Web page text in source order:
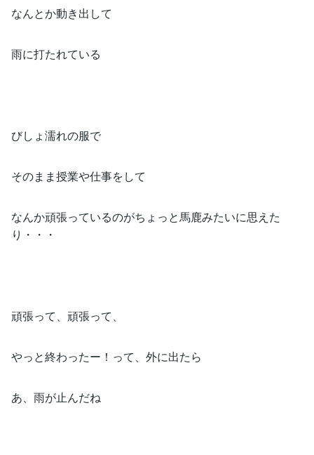
なんとか動き出して
雨に打たれている
びしょ濡れの服で
そのまま授業や仕事をして
なんか頑張っているのがちょっと馬鹿みたいに思えた
り・・・
頑張って、頑張って、
やっと終わったー！って、外に出たら
あ、雨が止んだね